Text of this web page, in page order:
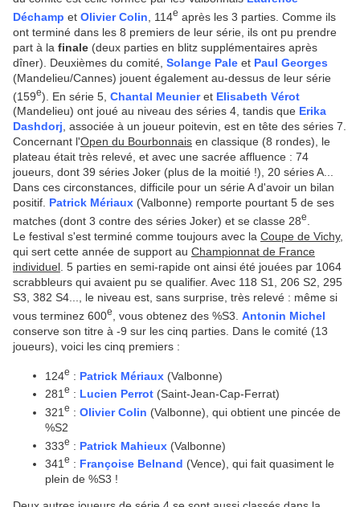
Déchamp et Olivier Colin , 114e après les 3 parties. Comme ils
ont terminé dans les 8 premiers de leur série, ils ont pu prendre
part à la finale (deux parties en blitz supplémentaires après
dîner). Deuxièmes du comité, Solange Pale et Paul Georges
(Mandelieu/Cannes) jouent également au-dessus de leur série
(159e). En série 5, Chantal Meunieret Elisabeth Vérot
(Mandelieu) ont joué au niveau des séries 4, tandis que Erika
Dashdorj, associée à un joueur poitevin, est en tête des séries 7.
Concernant l'Open du Bourbonnais en classique (8 rondes), le
plateau était très relevé, et avec une sacrée affluence : 74
joueurs, dont 39 séries Joker (plus de la moitié !), 20 séries A...
Dans ces circonstances, difficile pour un série A d'avoir un bilan
positif. Patrick Mériaux (Valbonne) remporte pourtant 5 de ses
matches (dont 3 contre des séries Joker) et se classe 28e
Le festival s'est terminé comme toujours avec la Coupe de Vichy,
qui sert cette année de support au Championnat de France
individuel . 5 parties en semi-rapide ont ainsi été jouées par 1064
scrabbleurs qui avaient pu se qualifier. Avec 118 S1, 206 S2, 295
S3, 382 S4..., le niveau est, sans surprise, très relevé : même si
vous terminez 600e , vous obtenez des %S3. Antonin Michel
conserve son titre à -9 sur les cinq parties. Dans le comité (13
joueurs), voici les cinq premiers :
124e : Patrick Mériaux (Valbonne)
281 e : Lucien Perrot (Saint-Jean-Cap-Ferrat)
321 e : Olivier Colin (Valbonne), qui obtient une pincée de
%S2
333e : Patrick Mahieux (Valbonne)
341 e : Françoise Belnand (Vence), qui fait quasiment le
plein de %S3 !